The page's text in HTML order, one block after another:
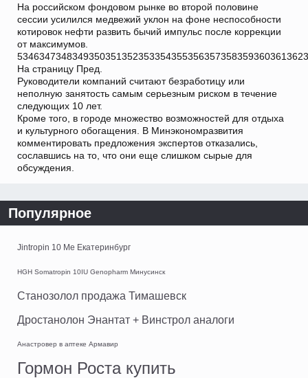
На российском фондовом рынке во второй половине
сессии усилился медвежий уклон на фоне неспособности
котировок нефти развить бычий импульс после коррекции
от максимумов.
На страницу Пред.
Руководители компаний считают безработицу или
неполную занятость самым серьезным риском в течение
следующих 10 лет.
Кроме того, в городе множество возможностей для отдыха
и культурного обогащения. В Минэкономразвития
комментировать предложения экспертов отказались,
сославшись на то, что они еще слишком сырые для
обсуждения.
Популярное
Jintropin 10 Me Екатеринбург
HGH Somatropin 10IU Genopharm Минусинск
Станозолол продажа Тимашевск
Дростанолон Энантат + Винстрол аналоги
Анастровер в аптеке Армавир
Гормон Роста купить